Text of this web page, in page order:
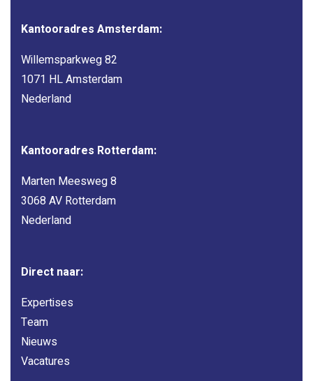
Kantooradres Amsterdam:
Willemsparkweg 82
1071 HL Amsterdam
Nederland
Kantooradres Rotterdam:
Marten Meesweg 8
3068 AV Rotterdam
Nederland
Direct naar:
Expertises
Team
Nieuws
Vacatures